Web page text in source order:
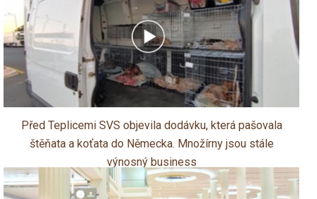
Před Teplicemi SVS objevila dodávku, která pašovala
štěňata a koťata do Německa. Množírny jsou stále
výnosný business